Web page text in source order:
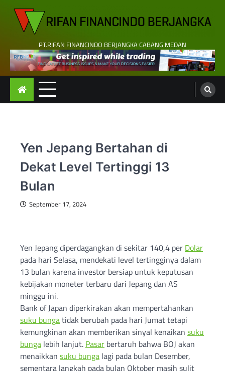
content
PT.RIFAN FINANCINDO BERJANGKA CABANG MEDAN
Yen Jepang Bertahan di
Dekat Level Tertinggi 13
Bulan
September 17, 2024
Yen Jepang diperdagangkan di sekitar 140,4 per Dolar
pada hari Selasa, mendekati level tertingginya dalam
13 bulan karena investor bersiap untuk keputusan
kebijakan moneter terbaru dari Jepang dan AS
minggu ini.
Bank of Japan diperkirakan akan mempertahankan
suku bungatidak berubah pada hari Jumat tetapi
kemungkinan akan memberikan sinyal kenaikan suku
bunga lebih lanjut. Pasar bertaruh bahwa BOJ akan
menaikkan suku bunga lagi pada bulan Desember,
sementara langkah pada bulan Oktober masih sulit